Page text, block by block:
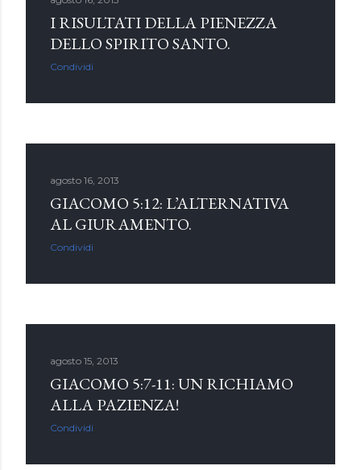
I RISULTATI DELLA PIENEZZA
DELLO SPIRITO SANTO.
Condividi
agosto 16, 2013
GIACOMO 5:12: L’ALTERNATIVA
AL GIURAMENTO.
Condividi
agosto 15, 2013
GIACOMO 5:7-11: UN RICHIAMO
ALLA PAZIENZA!
Condividi